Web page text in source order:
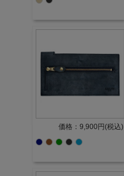
価格：9,900円(税込)